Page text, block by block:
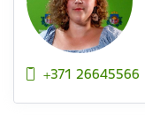
+371 26645566